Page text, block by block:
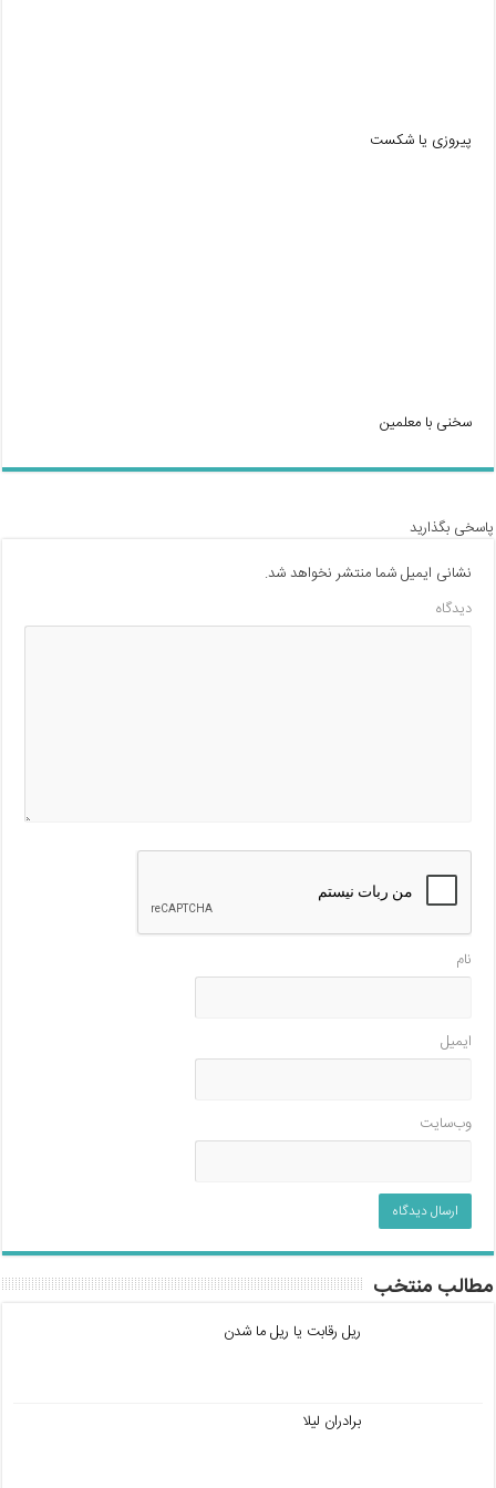
پیروزی یا شکست
سخنی با معلمین
پاسخی بگذارید
نشانی ایمیل شما منتشر نخواهد شد.
دیدگاه
نام
ایمیل
وب‌سایت
مطالب منتخب
ریل رقابت یا ریل ما شدن
برادران لیلا